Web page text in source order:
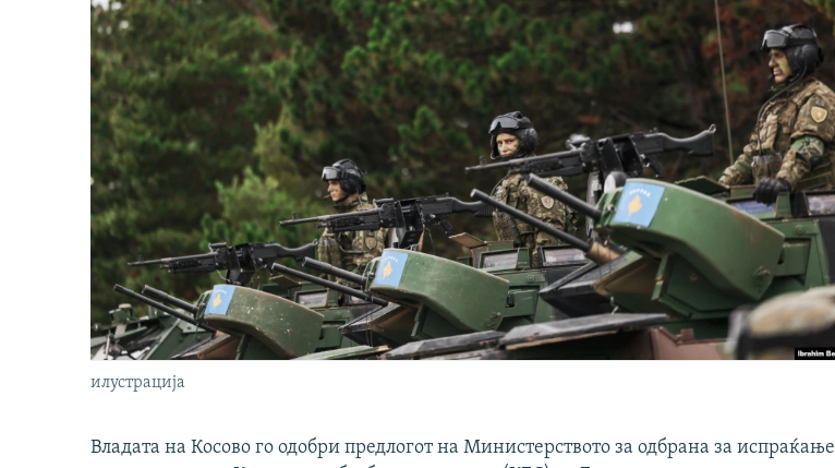
илустрација
Владата на Косово го одобри предлогот на Министерството за одбрана за испраќање